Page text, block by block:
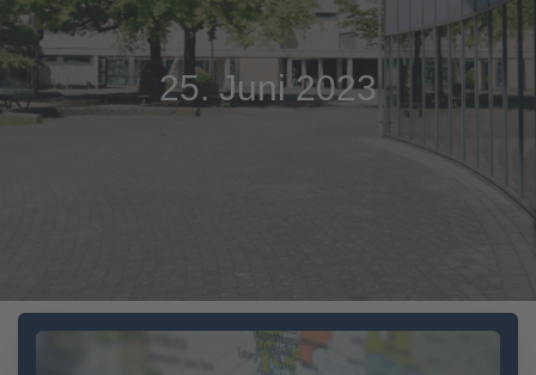
25. Juni 2023